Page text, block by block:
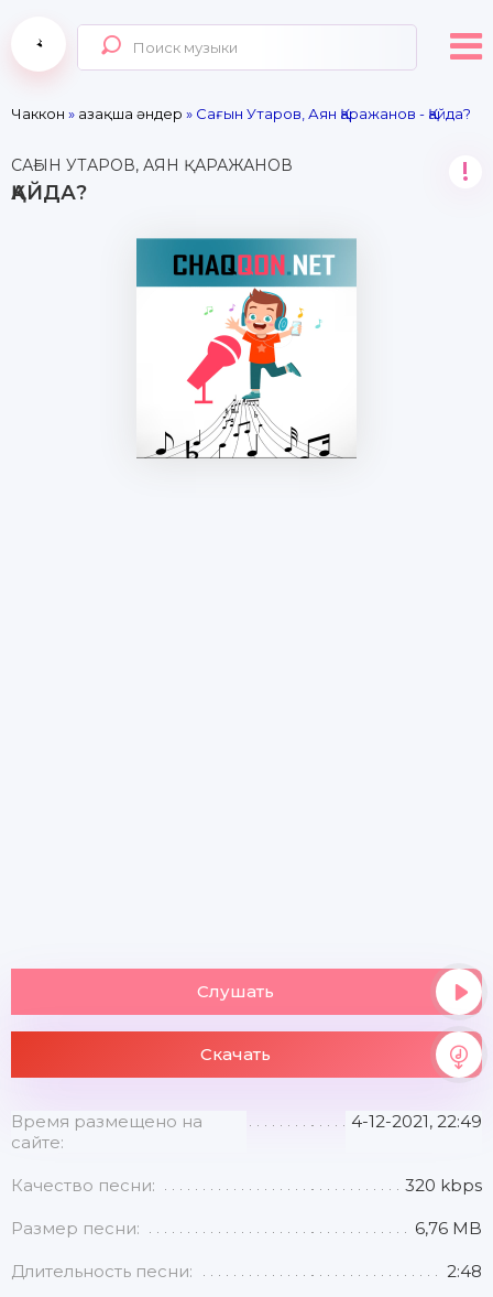
Чаккон » Қазақша әндер » Сағын Утаров, Аян Қаражанов - Қайда?
САҒЫН УТАРОВ, АЯН ҚАРАЖАНОВ
ҚАЙДА?
!
Слушать
Скачать
Время размещено на
сайте:
4-12-2021, 22:49
Качество песни: 320 kbps
Размер песни: 6,76 MB
Длительность песни: 2:48